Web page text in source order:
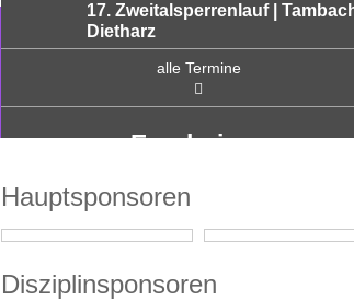
17. Zweitalsperrenlauf |
Dietharz
alle Termine
Ergebnisse
Hauptsponsoren
Disziplinsponsoren